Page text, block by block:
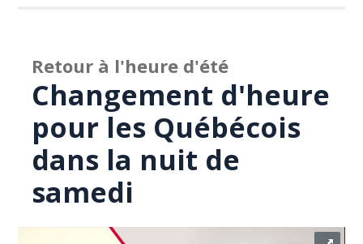
Retour à l'heure d'été
Changement d'heure
pour les Québécois
dans la nuit de
samedi